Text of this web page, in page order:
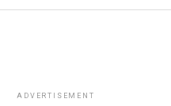
ADVERTISEMENT